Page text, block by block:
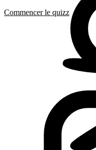
Commencer le quizz